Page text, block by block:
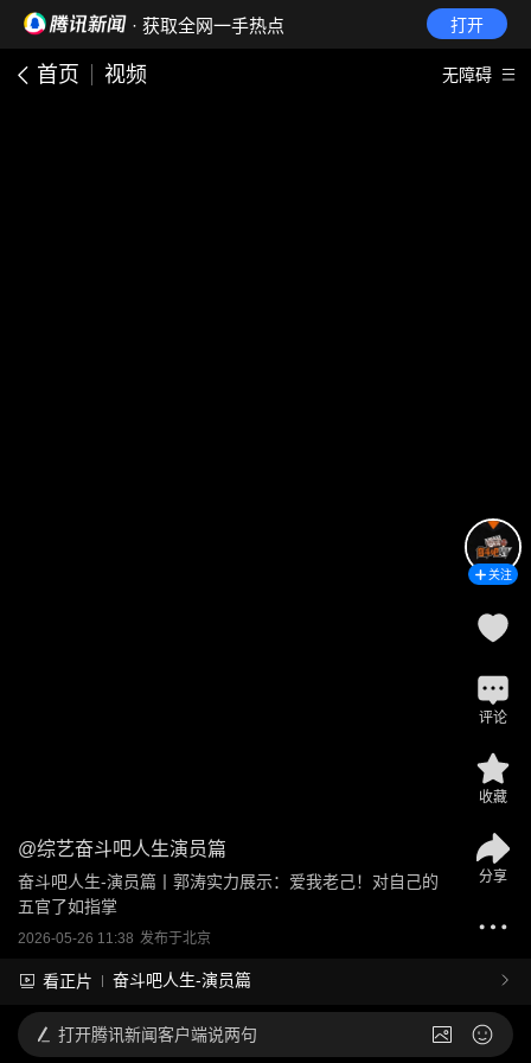
· 获取全网一手热点 打开
首页 视频 无障碍
@综艺奋斗吧人生演员篇
奋斗吧人生-演员篇丨郭涛实力展示：爱我老己！对自己的
五官了如指掌
2026-05-26 11:38 发布于北京
看正片 奋斗吧人生-演员篇
关注
评论
收藏
分享
打开腾讯新闻客户端说两句